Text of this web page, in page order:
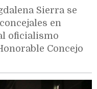
Sierra se
en
oficialismo
Concejo